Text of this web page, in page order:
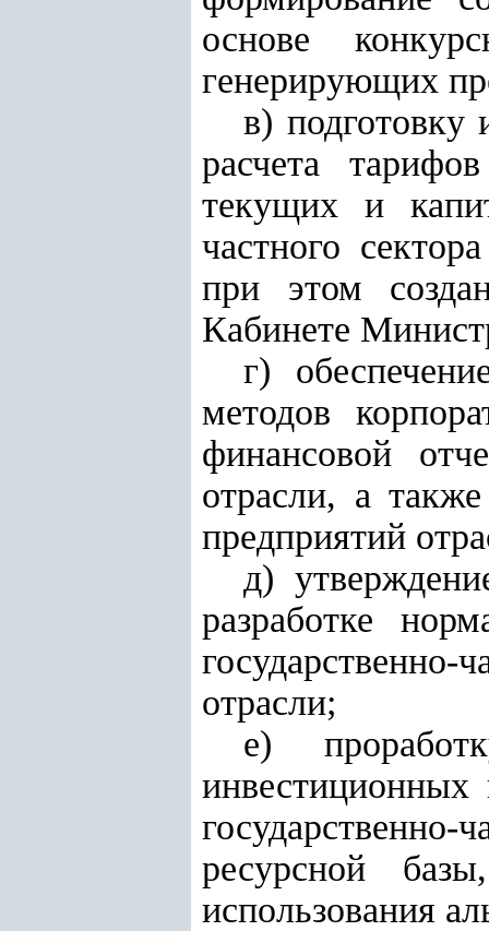
основе
генерирующих
в) подготовку
расчета
текущих и
частного
при этом
Кабинете
г)
методов
финансовой
отрасли, а
предприятий
д)
разработке
отрасли;
е)
инвестиционных
ресурсной
использования